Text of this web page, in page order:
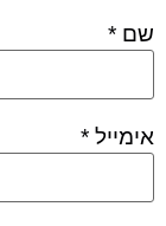
שם *
אימייל *